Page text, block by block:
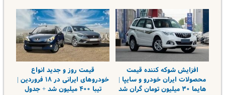
افزایش شوکه کننده قیمت
محصولات ایران خودرو و سایپا |
هایما ۳۰ میلیون تومان گران شد
قیمت روز و جدید انواع
خودروهای ایرانی در ۱۸ فروردین |
تیبا ۴۰۰ میلیون شد + جدول